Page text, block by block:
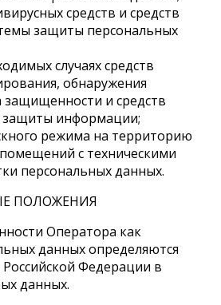
средств и средств
защиты персональных
случаях средств
обнаружения
и средств
защиты информации;
режима на территорию
с техническими
персональных данных.
ПОЛОЖЕНИЯ
Оператора как
данных определяются
Федерации в
данных.